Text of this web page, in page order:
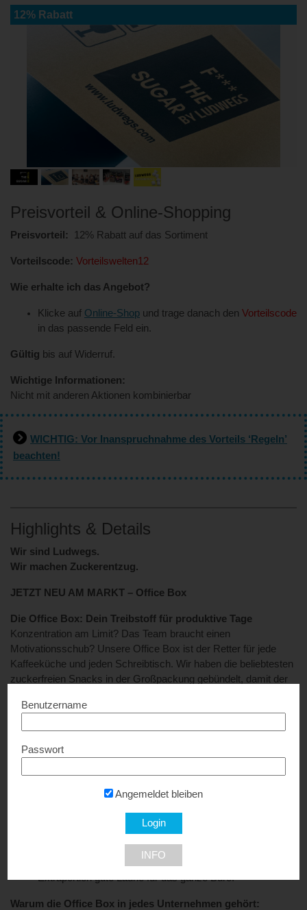
12% Rabatt
Preisvorteil & Online-Shopping
Preisvorteil: 12% Rabatt auf das Sortiment
Vorteilscode: Vorteilswelten12
Wie erhalte ich das Angebot?
Klicke auf Online-Shop und trage danach den Vorteilscode
in das passende Feld ein.
Gültig bis auf Widerruf.
Wichtige Informationen:
Nicht mit anderen Aktionen kombinierbar
WICHTIG: Vor Inanspruchnahme des Vorteils ‘Regeln’
beachten!
Highlights & Details
Wir sind Ludwegs.
Wir machen Zuckerentzug.
JETZT NEU AM MARKT – Office Box
Die Office Box: Dein Treibstoff für produktive Tage
Konzentration am Limit? Das Team braucht einen
Motivationsschub? Unsere Office Box ist der Retter für jede
Kaffeeküche und jeden Schreibtisch. Wir haben die beliebtesten
zuckerfreien Snacks in der Großpackung gebündelt, damit der
das gesamte Team bestens versorgt.
Das Kraftpaket für dein Team:
10x Tafeln zuckerfreie Schokolade: Der edle Klassiker für
die Nerven – schmilzt auf der Zunge, nicht in der Bilanz.
10x Packungen zuckerfreie Gummikirschen: Fruchtiger
Kick für zwischendurch, der die Kreativität weckt.
Extraportion gute Laune für das ganze Büro.
Warum die Office Box in jedes Unternehmen gehört:
Benutzername
Passwort
Angemeldet bleiben
INFO